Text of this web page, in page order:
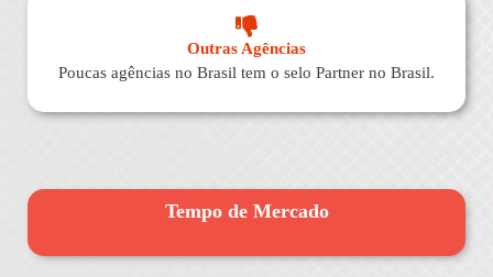
Outras Agências
Poucas agências no Brasil tem o selo Partner no Brasil.
Tempo de Mercado